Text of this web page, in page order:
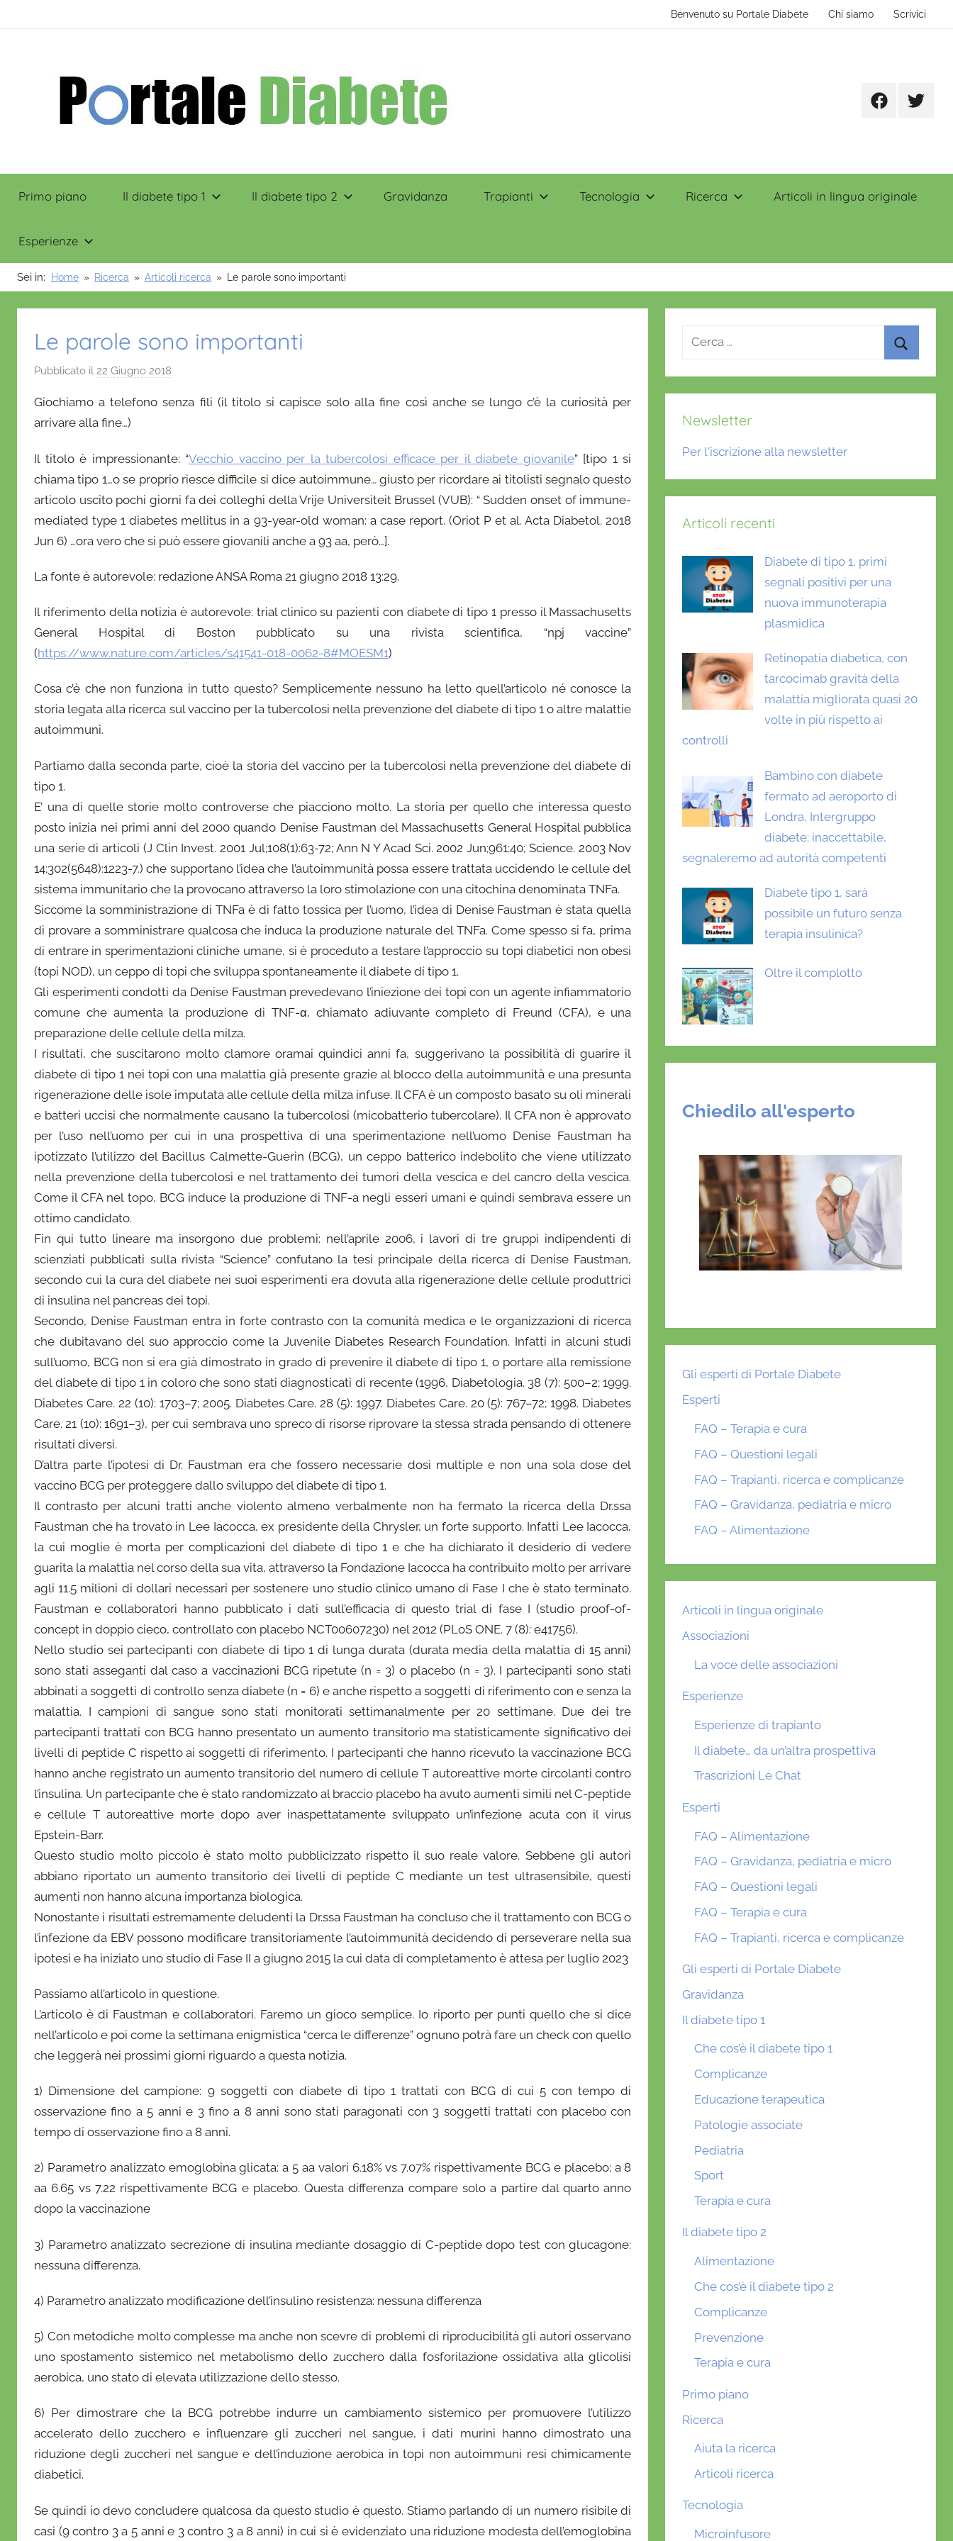
Benvenuto su Portale Diabete Chi siamo Scrivici
Portale
Diabete
FacebookTwitter
Primo piano Il diabete tipo 1 Il diabete tipo 2 Gravidanza Trapianti Tecnologia Ricerca Articoli in lingua originale
Esperienze
Sei in: Home Ricerca Articoli ricerca Le parole sono importanti
Le parole sono importanti
Pubblicato il 22 Giugno 2018
D
i
e
l
a
D
O
o
f
o
Giochiamo a telefono senza fili (il titolo si capisce solo alla fine così anche se lungo c’è la curiosità per
arrivare alla fine…)
Il titolo è impressionante: “Vecchio vaccino per la tubercolosi efficace per il diabete giovanile” [tipo 1 si
chiama tipo 1…o se proprio riesce difficile si dice autoimmune… giusto per ricordare ai titolisti segnalo questo
articolo uscito pochi giorni fa dei colleghi della Vrije Universiteit Brussel (VUB): “ Sudden onset of immune-
mediated type 1 diabetes mellitus in a 93-year-old woman: a case report. (Oriot P et al. Acta Diabetol. 2018
Jun 6) …ora vero che si può essere giovanili anche a 93 aa, però…].
La fonte è autorevole: redazione ANSA Roma 21 giugno 2018 13:29.
Il riferimento della notizia è autorevole: trial clinico su pazienti con diabete di tipo 1 presso il Massachusetts
General Hospital di Boston pubblicato su una rivista scientifica, “npj vaccine”
(https://www.nature.com/articles/s41541-018-0062-8#MOESM1)
Cosa c’è che non funziona in tutto questo? Semplicemente nessuno ha letto quell’articolo né conosce la
storia legata alla ricerca sul vaccino per la tubercolosi nella prevenzione del diabete di tipo 1 o altre malattie
autoimmuni.
Partiamo dalla seconda parte, cioè la storia del vaccino per la tubercolosi nella prevenzione del diabete di
tipo 1.
E’ una di quelle storie molto controverse che piacciono molto. La storia per quello che interessa questo
posto inizia nei primi anni del 2000 quando Denise Faustman del Massachusetts General Hospital pubblica
una serie di articoli (J Clin Invest. 2001 Jul;108(1):63-72; Ann N Y Acad Sci. 2002 Jun;961:40; Science. 2003 Nov
14;302(5648):1223-7.) che supportano l’idea che l’autoimmunità possa essere trattata uccidendo le cellule del
sistema immunitario che la provocano attraverso la loro stimolazione con una citochina denominata TNFa.
Siccome la somministrazione di TNFa è di fatto tossica per l’uomo, l’idea di Denise Faustman è stata quella
di provare a somministrare qualcosa che induca la produzione naturale del TNFa. Come spesso si fa, prima
di entrare in sperimentazioni cliniche umane, si è proceduto a testare l’approccio su topi diabetici non obesi
(topi NOD), un ceppo di topi che sviluppa spontaneamente il diabete di tipo 1.
Gli esperimenti condotti da Denise Faustman prevedevano l’iniezione dei topi con un agente infiammatorio
comune che aumenta la produzione di TNF-α, chiamato adiuvante completo di Freund (CFA), e una
preparazione delle cellule della milza.
I risultati, che suscitarono molto clamore oramai quindici anni fa, suggerivano la possibilità di guarire il
diabete di tipo 1 nei topi con una malattia già presente grazie al blocco della autoimmunità e una presunta
rigenerazione delle isole imputata alle cellule della milza infuse. Il CFA è un composto basato su oli minerali
e batteri uccisi che normalmente causano la tubercolosi (micobatterio tubercolare). Il CFA non è approvato
per l’uso nell’uomo per cui in una prospettiva di una sperimentazione nell’uomo Denise Faustman ha
ipotizzato l’utilizzo del Bacillus Calmette-Guerin (BCG), un ceppo batterico indebolito che viene utilizzato
nella prevenzione della tubercolosi e nel trattamento dei tumori della vescica e del cancro della vescica.
Come il CFA nel topo, BCG induce la produzione di TNF-a negli esseri umani e quindi sembrava essere un
ottimo candidato.
Fin qui tutto lineare ma insorgono due problemi: nell’aprile 2006, i lavori di tre gruppi indipendenti di
scienziati pubblicati sulla rivista “Science” confutano la tesi principale della ricerca di Denise Faustman,
secondo cui la cura del diabete nei suoi esperimenti era dovuta alla rigenerazione delle cellule produttrici
di insulina nel pancreas dei topi.
Secondo, Denise Faustman entra in forte contrasto con la comunità medica e le organizzazioni di ricerca
che dubitavano del suo approccio come la Juvenile Diabetes Research Foundation. Infatti in alcuni studi
sull’uomo, BCG non si era già dimostrato in grado di prevenire il diabete di tipo 1, o portare alla remissione
del diabete di tipo 1 in coloro che sono stati diagnosticati di recente (1996, Diabetologia. 38 (7): 500–2; 1999.
Diabetes Care. 22 (10): 1703–7; 2005. Diabetes Care. 28 (5): 1997. Diabetes Care. 20 (5): 767–72; 1998. Diabetes
Care. 21 (10): 1691–3), per cui sembrava uno spreco di risorse riprovare la stessa strada pensando di ottenere
risultati diversi.
D’altra parte l’ipotesi di Dr. Faustman era che fossero necessarie dosi multiple e non una sola dose del
vaccino BCG per proteggere dallo sviluppo del diabete di tipo 1.
Il contrasto per alcuni tratti anche violento almeno verbalmente non ha fermato la ricerca della Dr.ssa
Faustman che ha trovato in Lee Iacocca, ex presidente della Chrysler, un forte supporto. Infatti Lee Iacocca,
la cui moglie è morta per complicazioni del diabete di tipo 1 e che ha dichiarato il desiderio di vedere
guarita la malattia nel corso della sua vita, attraverso la Fondazione Iacocca ha contribuito molto per arrivare
agli 11.5 milioni di dollari necessari per sostenere uno studio clinico umano di Fase I che è stato terminato.
Faustman e collaboratori hanno pubblicato i dati sull’efficacia di questo trial di fase I (studio proof-of-
concept in doppio cieco, controllato con placebo NCT00607230) nel 2012 (PLoS ONE. 7 (8): e41756).
Nello studio sei partecipanti con diabete di tipo 1 di lunga durata (durata media della malattia di 15 anni)
sono stati asseganti dal caso a vaccinazioni BCG ripetute (n = 3) o placebo (n = 3). I partecipanti sono stati
abbinati a soggetti di controllo senza diabete (n = 6) e anche rispetto a soggetti di riferimento con e senza la
malattia. I campioni di sangue sono stati monitorati settimanalmente per 20 settimane. Due dei tre
partecipanti trattati con BCG hanno presentato un aumento transitorio ma statisticamente significativo dei
livelli di peptide C rispetto ai soggetti di riferimento. I partecipanti che hanno ricevuto la vaccinazione BCG
hanno anche registrato un aumento transitorio del numero di cellule T autoreattive morte circolanti contro
l’insulina. Un partecipante che è stato randomizzato al braccio placebo ha avuto aumenti simili nel C-peptide
e cellule T autoreattive morte dopo aver inaspettatamente sviluppato un’infezione acuta con il virus
Epstein-Barr.
Questo studio molto piccolo è stato molto pubblicizzato rispetto il suo reale valore. Sebbene gli autori
abbiano riportato un aumento transitorio dei livelli di peptide C mediante un test ultrasensibile, questi
aumenti non hanno alcuna importanza biologica.
Nonostante i risultati estremamente deludenti la Dr.ssa Faustman ha concluso che il trattamento con BCG o
l’infezione da EBV possono modificare transitoriamente l’autoimmunità decidendo di perseverare nella sua
ipotesi e ha iniziato uno studio di Fase II a giugno 2015 la cui data di completamento è attesa per luglio 2023
Passiamo all’articolo in questione.
L’articolo è di Faustman e collaboratori. Faremo un gioco semplice. Io riporto per punti quello che si dice
nell’articolo e poi come la settimana enigmistica “cerca le differenze” ognuno potrà fare un check con quello
che leggerà nei prossimi giorni riguardo a questa notizia.
1) Dimensione del campione: 9 soggetti con diabete di tipo 1 trattati con BCG di cui 5 con tempo di
osservazione fino a 5 anni e 3 fino a 8 anni sono stati paragonati con 3 soggetti trattati con placebo con
tempo di osservazione fino a 8 anni.
2) Parametro analizzato emoglobina glicata: a 5 aa valori 6.18% vs 7.07% rispettivamente BCG e placebo; a 8
aa 6.65 vs 7.22 rispettivamente BCG e placebo. Questa differenza compare solo a partire dal quarto anno
dopo la vaccinazione
3) Parametro analizzato secrezione di insulina mediante dosaggio di C-peptide dopo test con glucagone:
nessuna differenza.
4) Parametro analizzato modificazione dell’insulino resistenza: nessuna differenza
5) Con metodiche molto complesse ma anche non scevre di problemi di riproducibilità gli autori osservano
uno spostamento sistemico nel metabolismo dello zucchero dalla fosforilazione ossidativa alla glicolisi
aerobica, uno stato di elevata utilizzazione dello stesso.
6) Per dimostrare che la BCG potrebbe indurre un cambiamento sistemico per promuovere l’utilizzo
accelerato dello zucchero e influenzare gli zuccheri nel sangue, i dati murini hanno dimostrato una
riduzione degli zuccheri nel sangue e dell’induzione aerobica in topi non autoimmuni resi chimicamente
diabetici.
Se quindi io devo concludere qualcosa da questo studio è questo. Stiamo parlando di un numero risibile di
casi (9 contro 3 a 5 anni e 3 contro 3 a 8 anni) in cui si è evidenziato una riduzione modesta dell’emoglobina
Ricerca
Newsletter
Per l'iscrizione alla newsletter
Articoli recenti
Diabete di tipo 1, primi
segnali positivi per una
nuova immunoterapia
plasmidica
Retinopatia diabetica, con
tarcocimab gravità della
malattia migliorata quasi 20
volte in più rispetto ai
controlli
Bambino con diabete
fermato ad aeroporto di
Londra, Intergruppo
diabete: inaccettabile,
segnaleremo ad autorità competenti
Diabete tipo 1, sarà
possibile un futuro senza
terapia insulinica?
Oltre il complotto
Chiedilo all'esperto
Gli esperti di Portale Diabete
Esperti
FAQ – Terapia e cura
FAQ – Questioni legali
FAQ – Trapianti, ricerca e complicanze
FAQ – Gravidanza, pediatria e micro
FAQ – Alimentazione
Articoli in lingua originale
Associazioni
La voce delle associazioni
Esperienze
Esperienze di trapianto
Il diabete… da un’altra prospettiva
Trascrizioni Le Chat
Esperti
FAQ – Alimentazione
FAQ – Gravidanza, pediatria e micro
FAQ – Questioni legali
FAQ – Terapia e cura
FAQ – Trapianti, ricerca e complicanze
Gli esperti di Portale Diabete
Gravidanza
Il diabete tipo 1
Che cos’è il diabete tipo 1
Complicanze
Educazione terapeutica
Patologie associate
Pediatria
Sport
Terapia e cura
Il diabete tipo 2
Alimentazione
Che cos’è il diabete tipo 2
Complicanze
Prevenzione
Terapia e cura
Primo piano
Ricerca
Aiuta la ricerca
Articoli ricerca
Tecnologia
Microinfusore